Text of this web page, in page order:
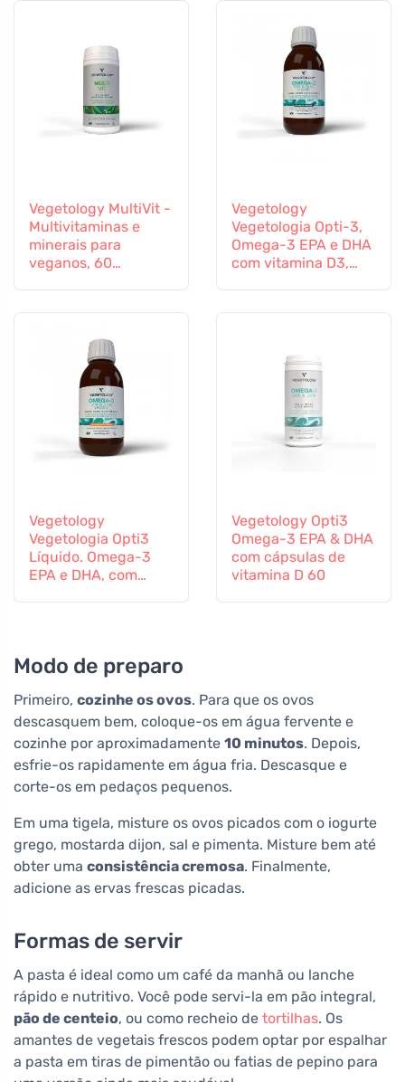
Vegetology MultiVit -
Multivitaminas e
minerais para
veganos, 60
Vegetology
Vegetologia Opti-3,
Omega-3 EPA e DHA
com vitamina D3,
Vegetology
Vegetologia Opti3
Líquido. Omega-3
EPA e DHA, com
Vegetology Opti3
Omega-3 EPA & DHA
com cápsulas de
vitamina D 60
Modo de preparo
Primeiro, cozinhe os ovos. Para que os ovos
descasquem bem, coloque-os em água fervente e
cozinhe por aproximadamente 10 minutos. Depois,
esfrie-os rapidamente em água fria. Descasque e
corte-os em pedaços pequenos.
Em uma tigela, misture os ovos picados com o iogurte
grego, mostarda dijon, sal e pimenta. Misture bem até
obter uma consistência cremosa. Finalmente,
adicione as ervas frescas picadas.
Formas de servir
A pasta é ideal como um café da manhã ou lanche
rápido e nutritivo. Você pode servi-la em pão integral,
pão de centeio, ou como recheio de tortilhas. Os
amantes de vegetais frescos podem optar por espalhar
a pasta em tiras de pimentão ou fatias de pepino para